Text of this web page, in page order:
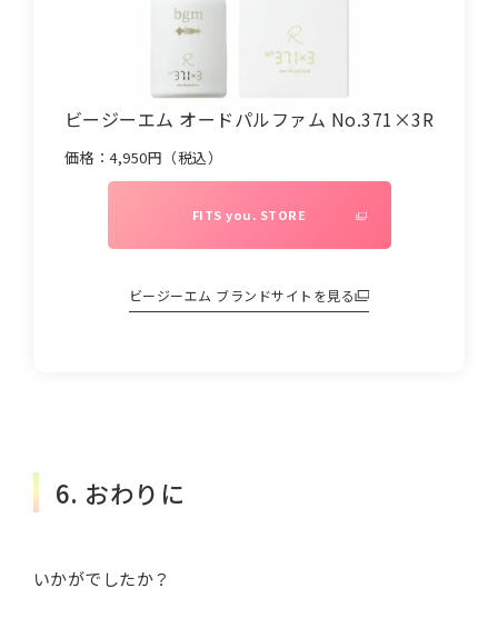
ビージーエム オードパルファム No.371×3R
価格：4,950円（税込）
FITS you. STORE
ビージーエム ブランドサイトを見る
6. おわりに
いかがでしたか？